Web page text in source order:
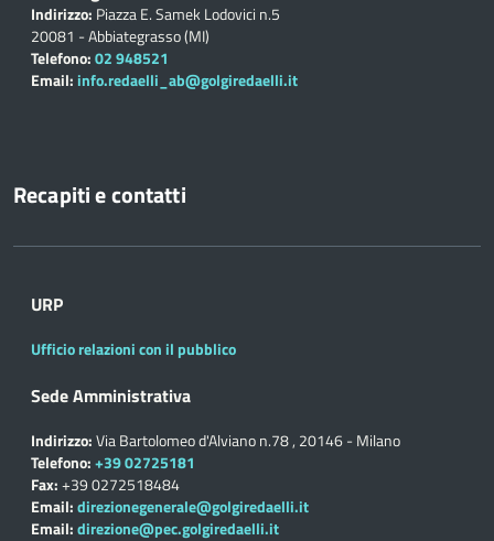
Indirizzo: Piazza E. Samek Lodovici n.5
20081 - Abbiategrasso (MI)
Telefono:02 948521
Email: info.redaelli_ab@golgiredaelli.it
Recapiti e contatti
URP
Ufficio relazioni con il pubblico
Sede Amministrativa
Indirizzo:Via Bartolomeo d'Alviano n.78 , 20146 - Milano
Telefono:+39 02725181
Fax:+39 0272518484
Email:direzionegenerale@golgiredaelli.it
Email:direzione@pec.golgiredaelli.it